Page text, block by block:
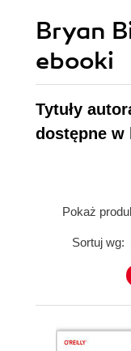
Bryan
ebooki
Tytuły
dostępne w
Pokaż
Sortuj wg: